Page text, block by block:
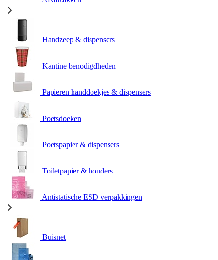
Handzeep & dispensers
Kantine benodigdheden
Papieren handdoekjes & dispensers
Poetsdoeken
Poetspapier & dispensers
Toiletpapier & houders
Antistatische ESD verpakkingen
Buisnet